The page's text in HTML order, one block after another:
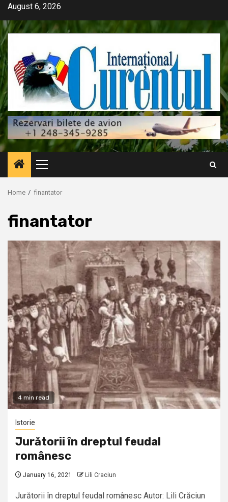
Skip
content
August 6, 2026
Primary
Menu
Home finantator
finantator
4 min read
Istorie
Jurătorii în dreptul feudal
românesc
January 16, 2021 Lili Craciun
Jurătorii în dreptul feudal românesc Autor: Lili Crăciun